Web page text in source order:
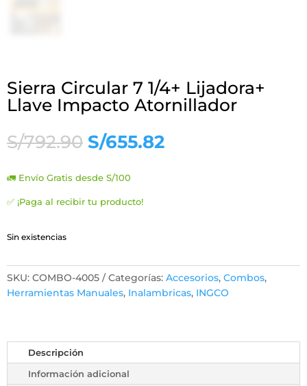
Sierra Circular 7 1/4+ Lijadora+
Llave Impacto Atornillador
S/792.90 El
precio
original
era:
S/792.90.
S/655.82El
🚛 Envío Gratis desde S/100
✅ ¡Paga al recibir tu producto!
Sin existencias
SKU: COMBO-4005 Categorías: Accesorios, Combos,
Herramientas Manuales, Inalambricas, INGCO
Descripción
Información adicional